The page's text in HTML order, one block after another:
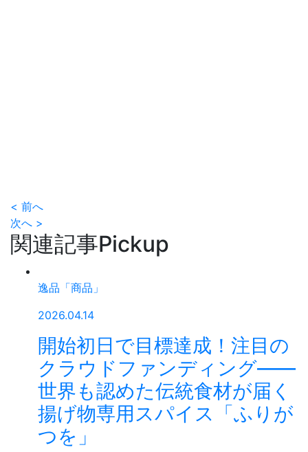
< 前へ
次へ >
関連記事Pickup
逸品「商品」
2026.04.14
開始初日で目標達成！注目の
クラウドファンディング——
世界も認めた伝統食材が届く
揚げ物専用スパイス「ふりが
つを」